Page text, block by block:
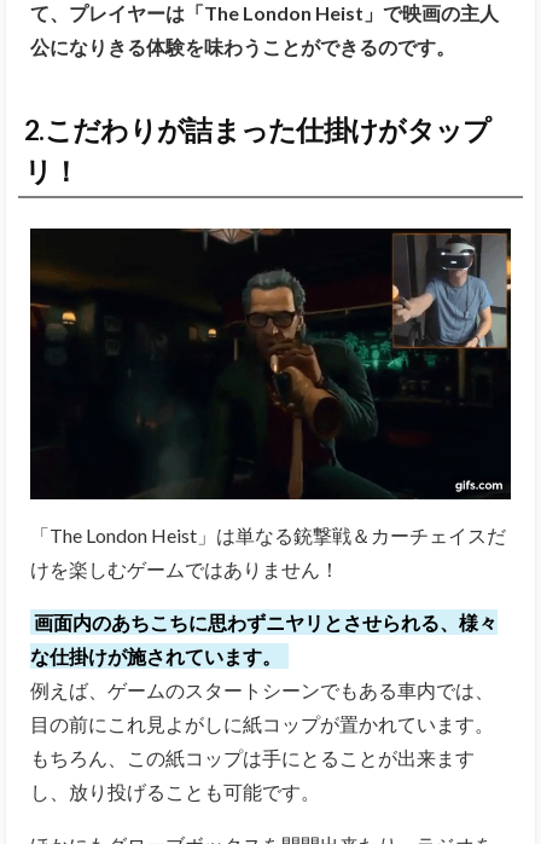
て、プレイヤーは「The London Heist」で映画の主人
公になりきる体験を味わうことができるのです。
2.こだわりが詰まった仕掛けがタップ
リ！
「The London Heist」は単なる銃撃戦＆カーチェイスだ
けを楽しむゲームではありません！
画面内のあちこちに思わずニヤリとさせられる、様々
な仕掛けが施されています。
例えば、ゲームのスタートシーンでもある車内では、
目の前にこれ見よがしに紙コップが置かれています。
もちろん、この紙コップは手にとることが出来ます
し、放り投げることも可能です。